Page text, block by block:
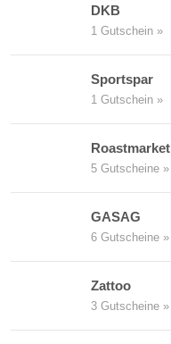
DKB
1 Gutschein »
Sportspar
1 Gutschein »
Roastmarket
5 Gutscheine »
GASAG
6 Gutscheine »
Zattoo
3 Gutscheine »